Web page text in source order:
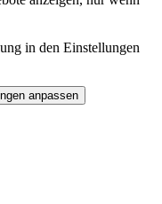
in den Einstellungen
anpassen